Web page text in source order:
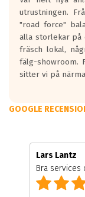
utrustningen.
"road force"
alla storlekar på
fräsch lokal,
fälg-showroom.
sitter vi på
GOOGLE
Lars Lantz
Bra services